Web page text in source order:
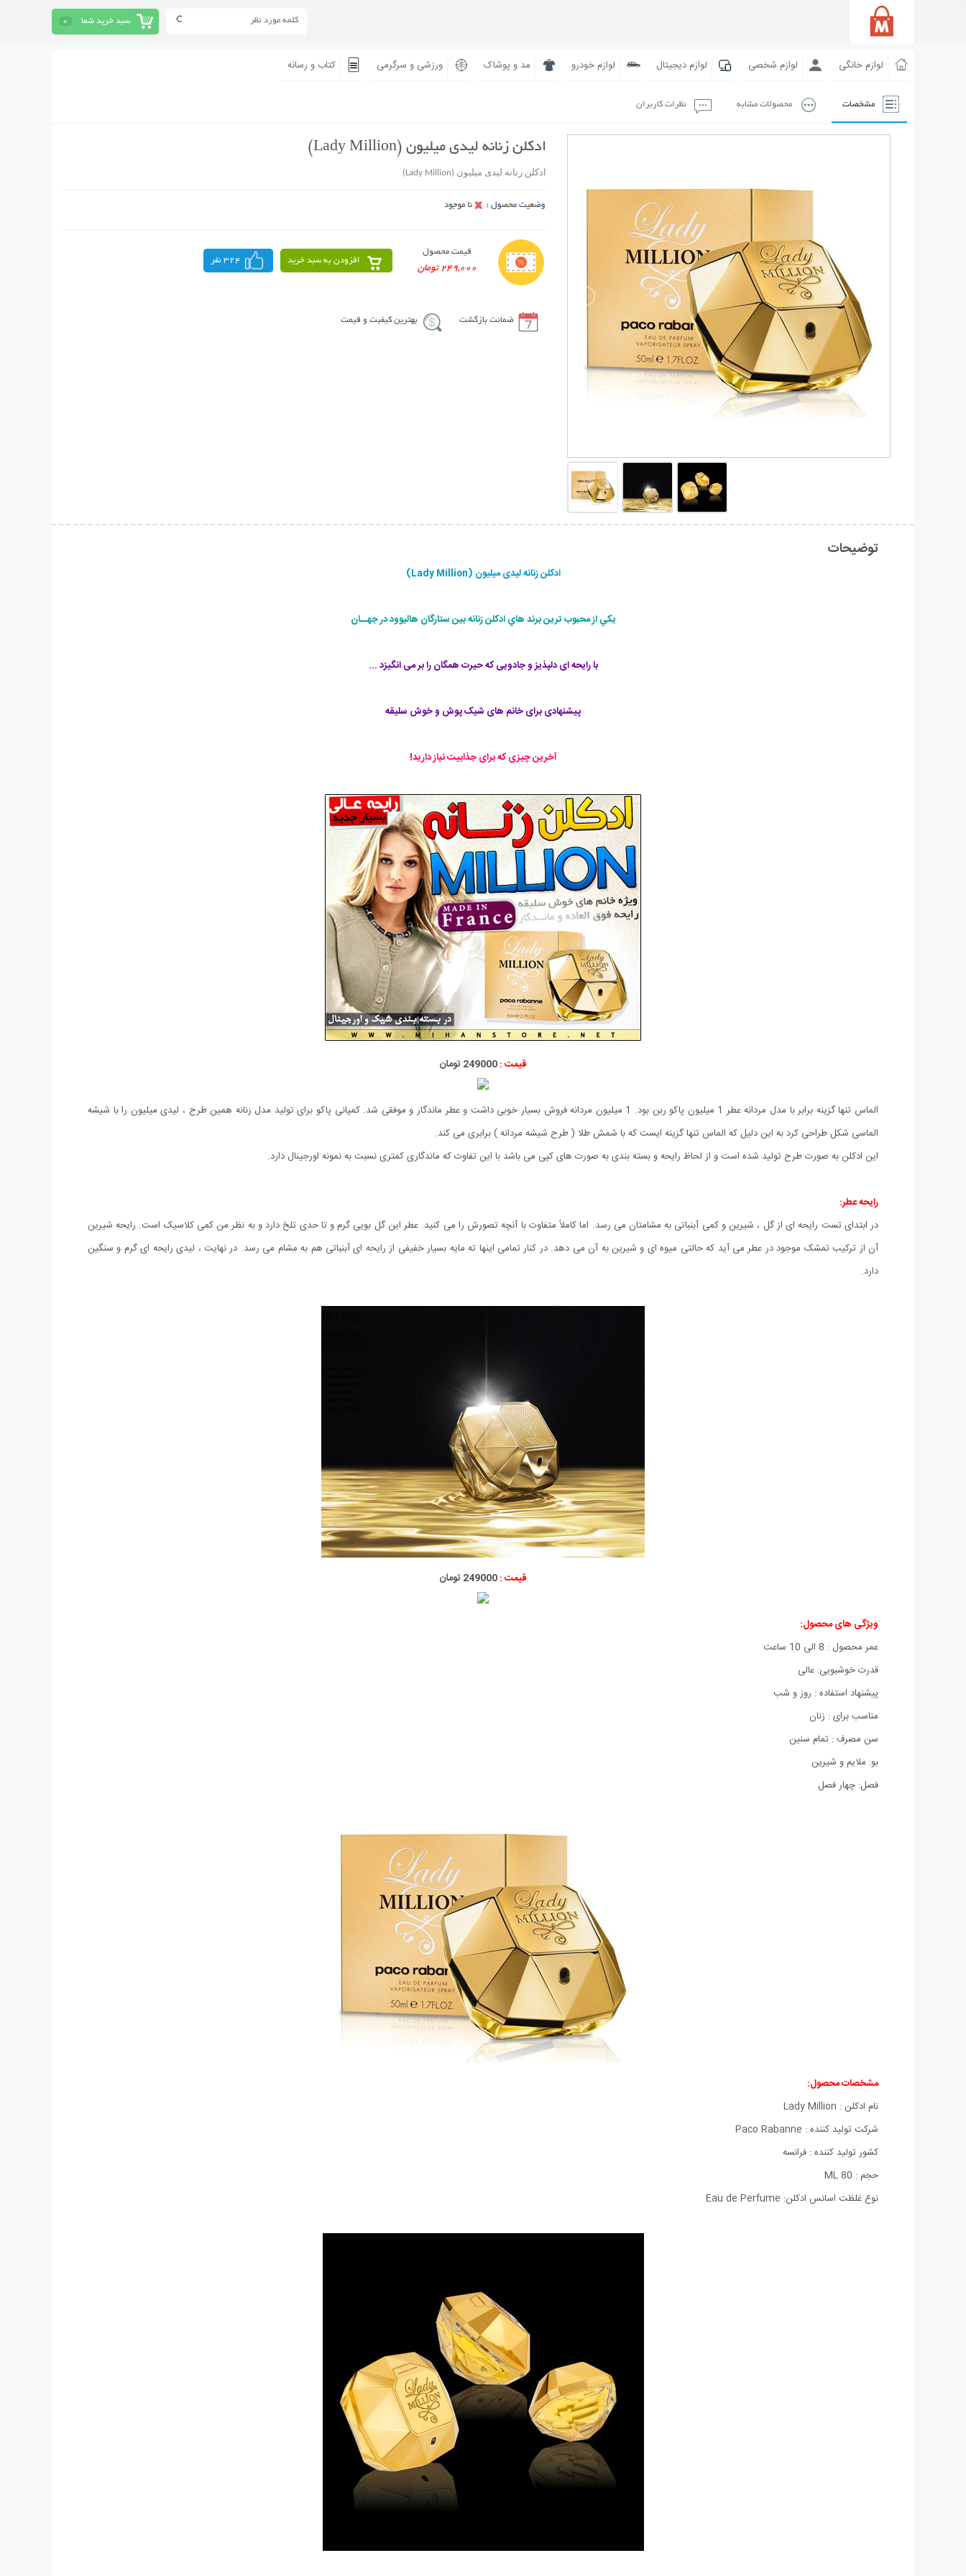
سبد خرید شما 0
لوازم خانگی لوازم شخصی لوازم دیجیتال لوازم خودرو مد و پوشاک ورزشی و سرگرمی کتاب و رسانه
مشخصات محصولات مشابه نظرات کاربران
ادکلن زنانه لیدی میلیون (Lady Million)
ادکلن زنانه لیدی میلیون (Lady Million)
قیمت محصول
249,000 تومان
افزودن به سبد خرید 324 نفر
ضمانت بازگشت بهترین کیفیت و قیمت
توضیحات
ادکلن زنانه لیدی میلیون (Lady Million)
يكي از محبوب ترين برند هاي ادكلن زنانه بين ستارگان هاليوود در جهــان
با رایحه ای دلپذیز و جادویی که حیرت همگان را بر می انگیزد ...
پیشنهادی برای خانم های شیک پوش و خوش سلیقه
آخرین چیزی که برای جذابیت نیاز دارید!
قیمت :249000 تومان
الماس تنها گزینه برابر با مدل مردانه عطر 1 میلیون پاکو ربن بود. 1 میلیون مردانه فروش بسیار خوبی داشت و عطر ماندگار و موفقی شد. کمپانی پاکو برای تولید مدل زنانه همین طرح ، لیدی میلیون را با شیشه
الماسی شکل طراحی کرد به این دلیل که الماس تنها گزینه ایست که با شمش طلا ( طرح شیشه مردانه ) برابری می کند.
این ادکلن به صورت طرح تولید شده است و از لحاظ رایحه و بسته بندی به صورت های کپی می باشد با این تفاوت که ماندگاری کمتری نسبت به نمونه اورجینال دارد.
رایحه عطر:
در ابتدای تست رایحه ای از گل ، شیرین و کمی آبنباتی به مشامتان می رسد. اما کاملاً متفاوت با آنچه تصورش را می کنید. عطر این گل بویی گرم و تا حدی تلخ دارد و به نظر من کمی کلاسیک است. رایحه شیرین
آن از ترکیب تمشک موجود در عطر می آید که حالتی میوه ای و شیرین به آن می دهد. در کنار تمامی اینها ته مایه بسیار خفیفی از رایحه ای آبنباتی هم به مشام می رسد. در نهایت ، لیدی رایحه ای گرم و سنگین
دارد.
قیمت :249000 تومان
ویژگی های محصول:
عمر محصول : 8 الی 10 ساعت
قدرت خوشبویی: عالی
پیشنهاد استفاده : روز و شب
مناسب برای : زنان
سن مصرف : تمام سنین
بو: ملایم و شیرین
فصل: چهار فصل
مشخصات محصول:
نام ادکلن : Lady Million
شركت تولید كننده : Paco Rabanne
كشور تولید كننده : فرانسه
حجم : 80 ML
نوع غلظت اسانس ادکلن: Eau de Perfume